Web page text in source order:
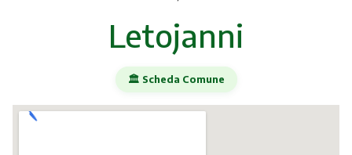
Letojanni
🏛️ Scheda Comune